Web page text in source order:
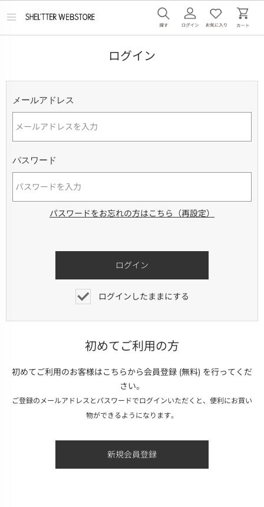
メ
ログイン
メールアドレス
パスワード
パスワードをお忘れの方はこちら（再設定）
ログインしたままにする
初めてご利用の方
初めてご利用のお客様はこちらから会員登録 (無料) を行ってくだ
さい。
ご登録のメールアドレスとパスワードでログインいただくと、便利にお買い
物ができるようになります。